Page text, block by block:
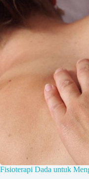
Fisioterapi Dada untuk